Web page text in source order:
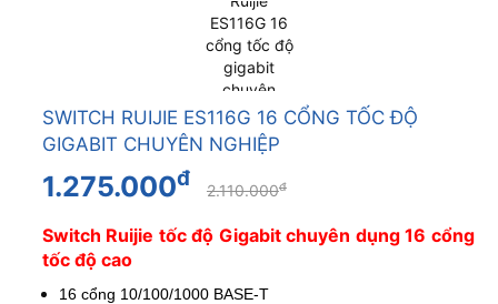
SWITCH RUIJIE ES116G 16 CỔNG TỐC ĐỘ
GIGABIT CHUYÊN NGHIỆP
1.275.000đ 2.110.000đ
Switch Ruijie tốc độ Gigabit chuyên dụng 16 cổng
tốc độ cao
16 cổng 10/100/1000 BASE-T